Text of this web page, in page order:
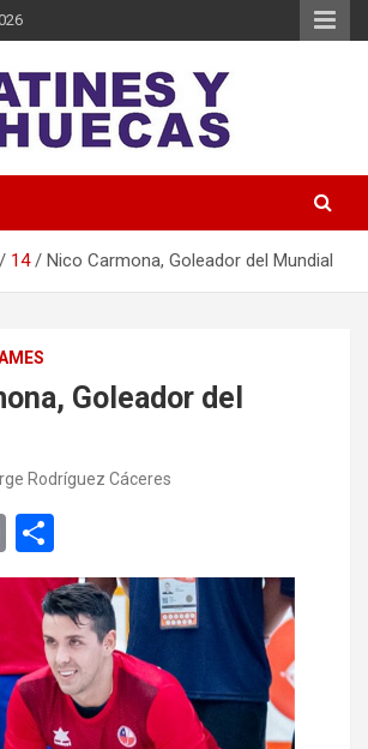
14 Nico Carmona, Goleador del Mundial
Goleador del
Rodríguez Cáceres
E
m
ail
o
m
p
ar
tir